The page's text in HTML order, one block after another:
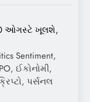
ઓગસ્ટે ખૂલશે,
Sentiment,
ઈકોનોમી,
પર્સનલ